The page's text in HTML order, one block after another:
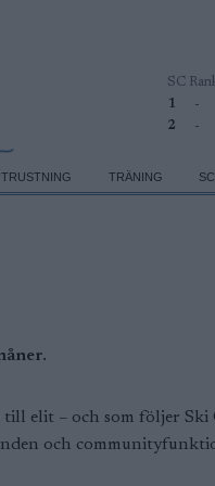
SC
1
-
2
-
TRÄNING
elit – och som följer Ski
och